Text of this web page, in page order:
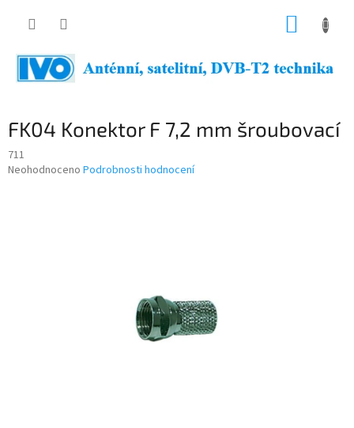
FK04 Konektor F 7,2 mm šroubovací
711
Průměrné
Neohodnoceno Podrobnosti hodnocení